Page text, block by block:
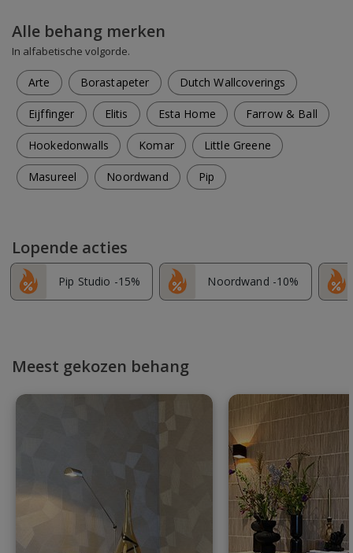
Alle behang merken
In alfabetische volgorde.
Arte Borastapeter Dutch Wallcoverings
Eijffinger Elitis Esta Home Farrow & Ball
Hookedonwalls Komar Little Greene
Masureel Noordwand Pip
Lopende acties
Pip Studio -15% Noordwand -10%
Meest gekozen behang